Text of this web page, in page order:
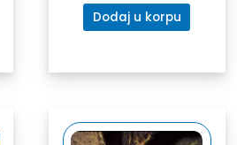
Dodaj u korpu